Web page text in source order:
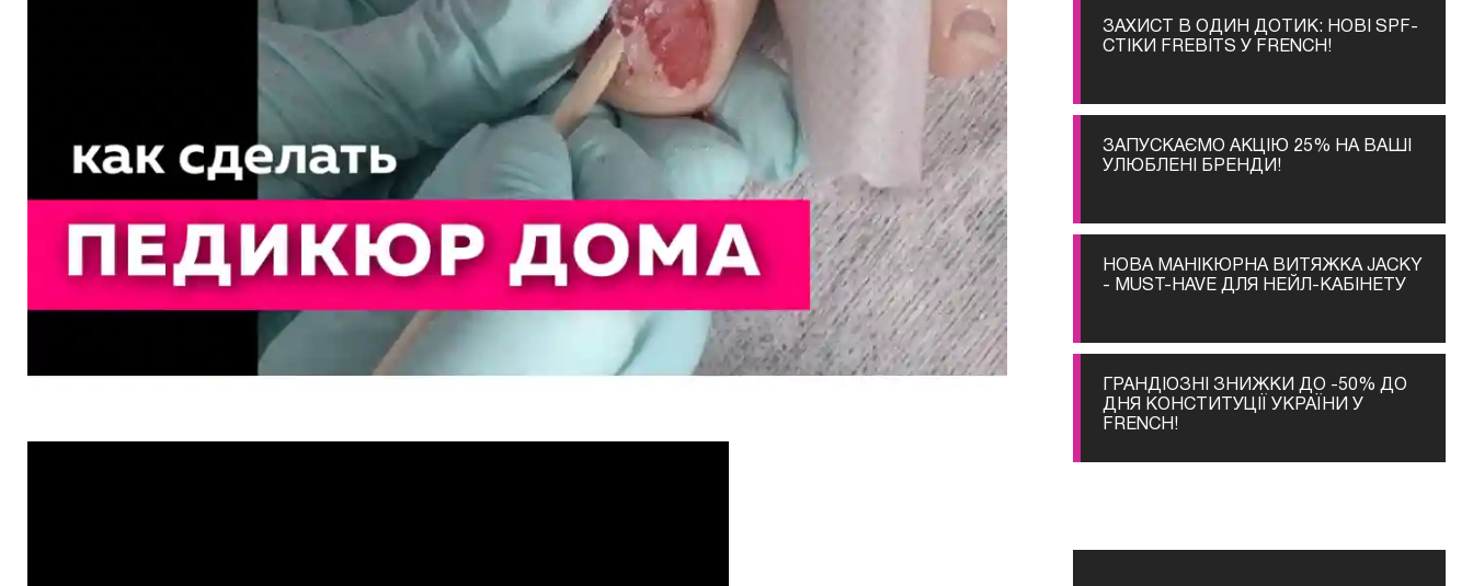
ЗАХИСТ В ОДИН ДОТИК: НОВІ SPF-
СТІКИ FREBITS У FRENCH!
ЗАПУСКАЄМО АКЦІЮ 25% НА ВАШІ
УЛЮБЛЕНІ БРЕНДИ!
НОВА МАНІКЮРНА ВИТЯЖКА JACKY
- MUST-HAVE ДЛЯ НЕЙЛ-КАБІНЕТУ
ГРАНДІОЗНІ ЗНИЖКИ ДО -50% ДО
ДНЯ КОНСТИТУЦІЇ УКРАЇНИ У
FRENCH!